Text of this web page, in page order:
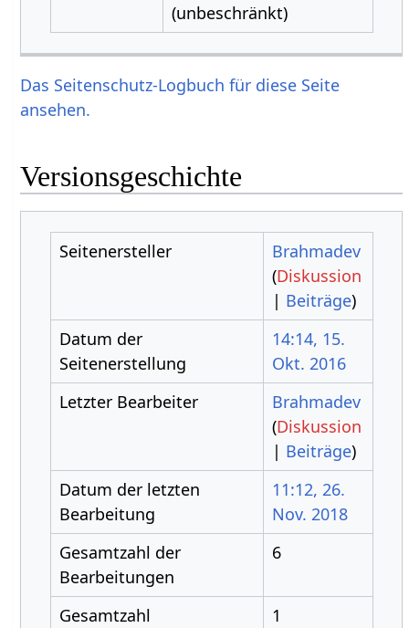
(unbeschränkt)
Das Seitenschutz-Logbuch für diese Seite
ansehen.
Versionsgeschichte
Seitenersteller
Brahmadev
(Diskussion
| Beiträge)
Datum der
Seitenerstellung
14:14, 15.
Okt. 2016
Letzter Bearbeiter
Brahmadev
(Diskussion
| Beiträge)
Datum der letzten
Bearbeitung
11:12, 26.
Nov. 2018
Gesamtzahl der
Bearbeitungen
6
Gesamtzahl
1